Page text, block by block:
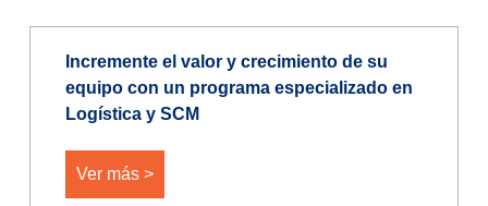
Incremente el valor y crecimiento de su
equipo con un programa especializado en
Logística y SCM
Ver más >